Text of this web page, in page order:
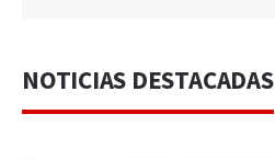
NOTICIAS DESTACADAS